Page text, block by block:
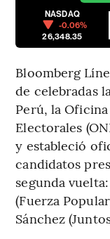
NASDAQ
-0.06%
26,348.35
Bloomberg
de celebradas
Perú, la
Electorales
y estableció
candidatos
segunda
(Fuerza
Sánchez